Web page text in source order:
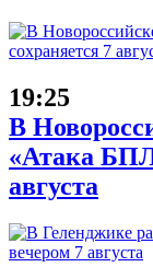
19:25
В
«Атака
августа